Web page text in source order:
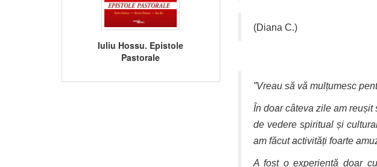
Iuliu Hossu. Epistole
Pastorale
(Diana C.)
”Vreau să vă mulțumesc
În doar câteva zile am
de vedere spiritual și
am făcut activități foarte
A fost o experiență doar